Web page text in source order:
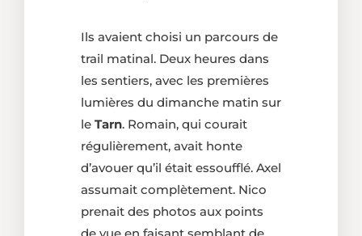
Ils avaient choisi un parcours de
trail matinal. Deux heures dans
les sentiers, avec les premières
lumières du dimanche matin sur
le Tarn. Romain, qui courait
régulièrement, avait honte
d’avouer qu’il était essoufflé. Axel
assumait complètement. Nico
prenait des photos aux points